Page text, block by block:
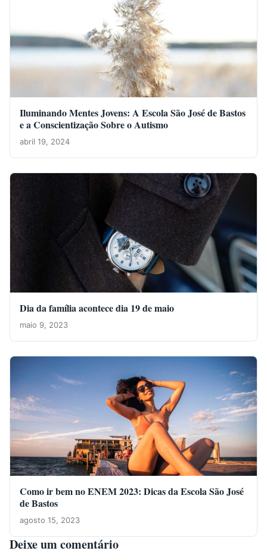
Iluminando Mentes Jovens: A Escola São José de Bastos
e a Conscientização Sobre o Autismo
abril 19, 2024
Dia da família acontece dia 19 de maio
maio 9, 2023
Como ir bem no ENEM 2023: Dicas da Escola São José
de Bastos
agosto 15, 2023
Deixe um comentário